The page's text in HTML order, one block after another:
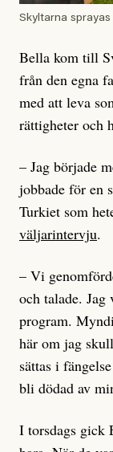
Skyltarna sprayas
Bella kom till
från den egna
med att leva
rättigheter och
– Jag började
jobbade för en
Turkiet som
väljarintervju.
– Vi
och talade. Jag
program.
här om jag
sättas i
bli dödad av
I torsdags gick